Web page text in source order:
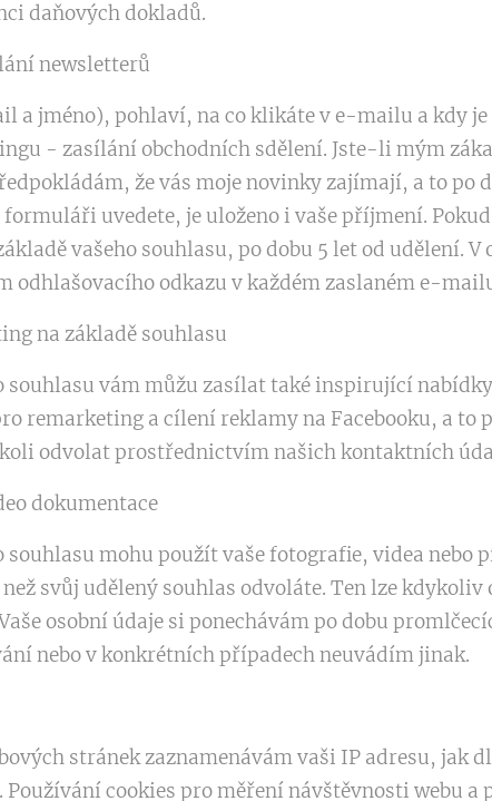
daňových dokladů.
newsletterů
a jméno), pohlaví, na co klikáte v e-mailu a kdy
- zasílání obchodních sdělení. Jste-li mým
že vás moje novinky zajímají, a to po
formuláři uvedete, je uloženo i vaše příjmení.
vašeho souhlasu, po dobu 5 let od udělení.
odhlašovacího odkazu v každém zaslaném e-
na základě souhlasu
souhlasu vám můžu zasílat také inspirující
remarketing a cílení reklamy na Facebooku, a to
odvolat prostřednictvím našich kontaktních
dokumentace
souhlasu mohu použít vaše fotografie, videa nebo
svůj udělený souhlas odvoláte. Ten lze
osobní údaje si ponechávám po dobu
nebo v konkrétních případech neuvádím jinak.
stránek zaznamenávám vaši IP adresu, jak
cookies pro měření návštěvnosti webu a